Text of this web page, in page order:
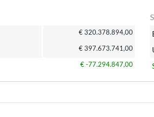
€ 320.378.894,00
€ 397.673.741,00
€ -77.294.847,00